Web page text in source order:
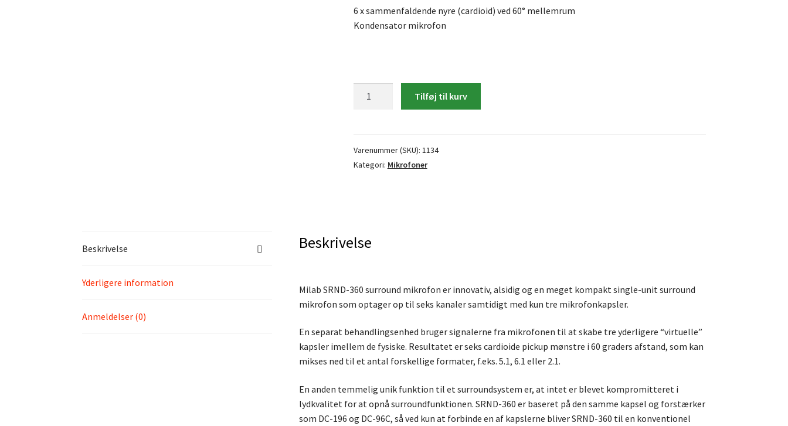
6 x sammenfaldende nyre (cardioid) ved 60° mellemrum
Kondensator mikrofon
mikrofon
antal
Tilføj til kurv
Varenummer (SKU): 1134
Kategori: Mikrofoner
Beskrivelse
Yderligere information
Anmeldelser (0)
Beskrivelse
Milab SRND-360 surround mikrofon er innovativ, alsidig og en meget kompakt single-unit surround
mikrofon som optager op til seks kanaler samtidigt med kun tre mikrofonkapsler.
En separat behandlingsenhed bruger signalerne fra mikrofonen til at skabe tre yderligere “virtuelle”
kapsler imellem de fysiske. Resultatet er seks cardioide pickup mønstre i 60 graders afstand, som kan
mikses ned til et antal forskellige formater, f.eks. 5.1, 6.1 eller 2.1.
En anden temmelig unik funktion til et surroundsystem er, at intet er blevet kompromitteret i
lydkvalitet for at opnå surroundfunktionen. SRND-360 er baseret på den samme kapsel og forstærker
som DC-196 og DC-96C, så ved kun at forbinde en af kapslerne bliver SRND-360 til en konventionel